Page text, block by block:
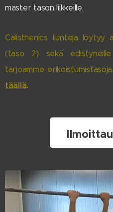
master tason liikkeille.
Calisthenics tunteja löytyy
(taso 2) sekä
tarjoamme
täällä.